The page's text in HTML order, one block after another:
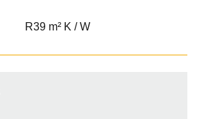
R39 m² K / W